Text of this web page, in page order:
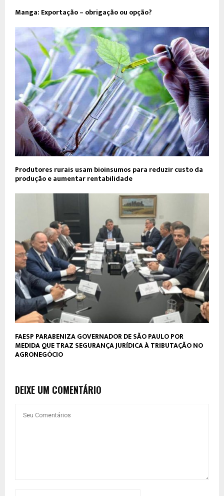
Manga: Exportação – obrigação ou opção?
Produtores rurais usam bioinsumos para reduzir custo da
produção e aumentar rentabilidade
FAESP PARABENIZA GOVERNADOR DE SÃO PAULO POR
MEDIDA QUE TRAZ SEGURANÇA JURÍDICA À TRIBUTAÇÃO NO
AGRONEGÓCIO
DEIXE UM COMENTÁRIO